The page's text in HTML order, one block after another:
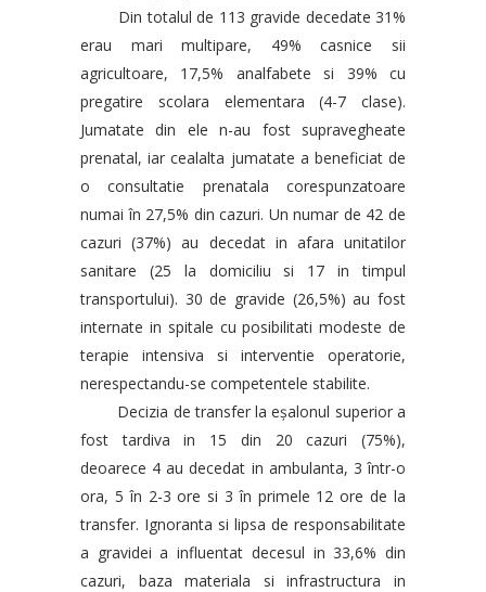
Din totalul de 113 gravide decedate 31%
erau mari multipare, 49% casnice sii
agricultoare, 17,5% analfabete si 39% cu
pregatire scolara elementara (4-7 clase).
Jumatate din ele n-au fost supravegheate
prenatal, iar cealalta jumatate a beneficiat de
o consultatie prenatala corespunzatoare
numai în 27,5% din cazuri. Un numar de 42 de
cazuri (37%) au decedat in afara unitatilor
sanitare (25 la domiciliu si 17 in timpul
transportului). 30 de gravide (26,5%) au fost
internate in spitale cu posibilitati modeste de
terapie intensiva si interventie operatorie,
nerespectandu-se competentele stabilite.
Decizia de transfer la eşalonul superior a
fost tardiva in 15 din 20 cazuri (75%),
deoarece 4 au decedat in ambulanta, 3 într-o
ora, 5 în 2-3 ore si 3 în primele 12 ore de la
transfer. Ignoranta si lipsa de responsabilitate
a gravidei a influentat decesul in 33,6% din
cazuri, baza materiala si infrastructura in